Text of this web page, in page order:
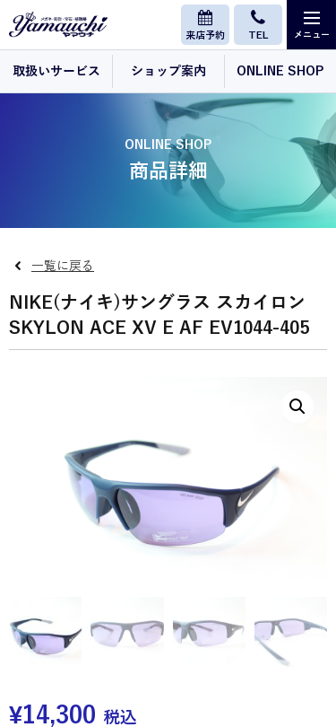
来店予約 TEL
取扱いサービス ショップ案内 ONLINE SHOP
ONLINE SHOP
商品詳細
一覧に戻る
NIKE(ナイキ)サングラス スカイロン
SKYLON ACE XV E AF EV1044-405
¥14,300 税込